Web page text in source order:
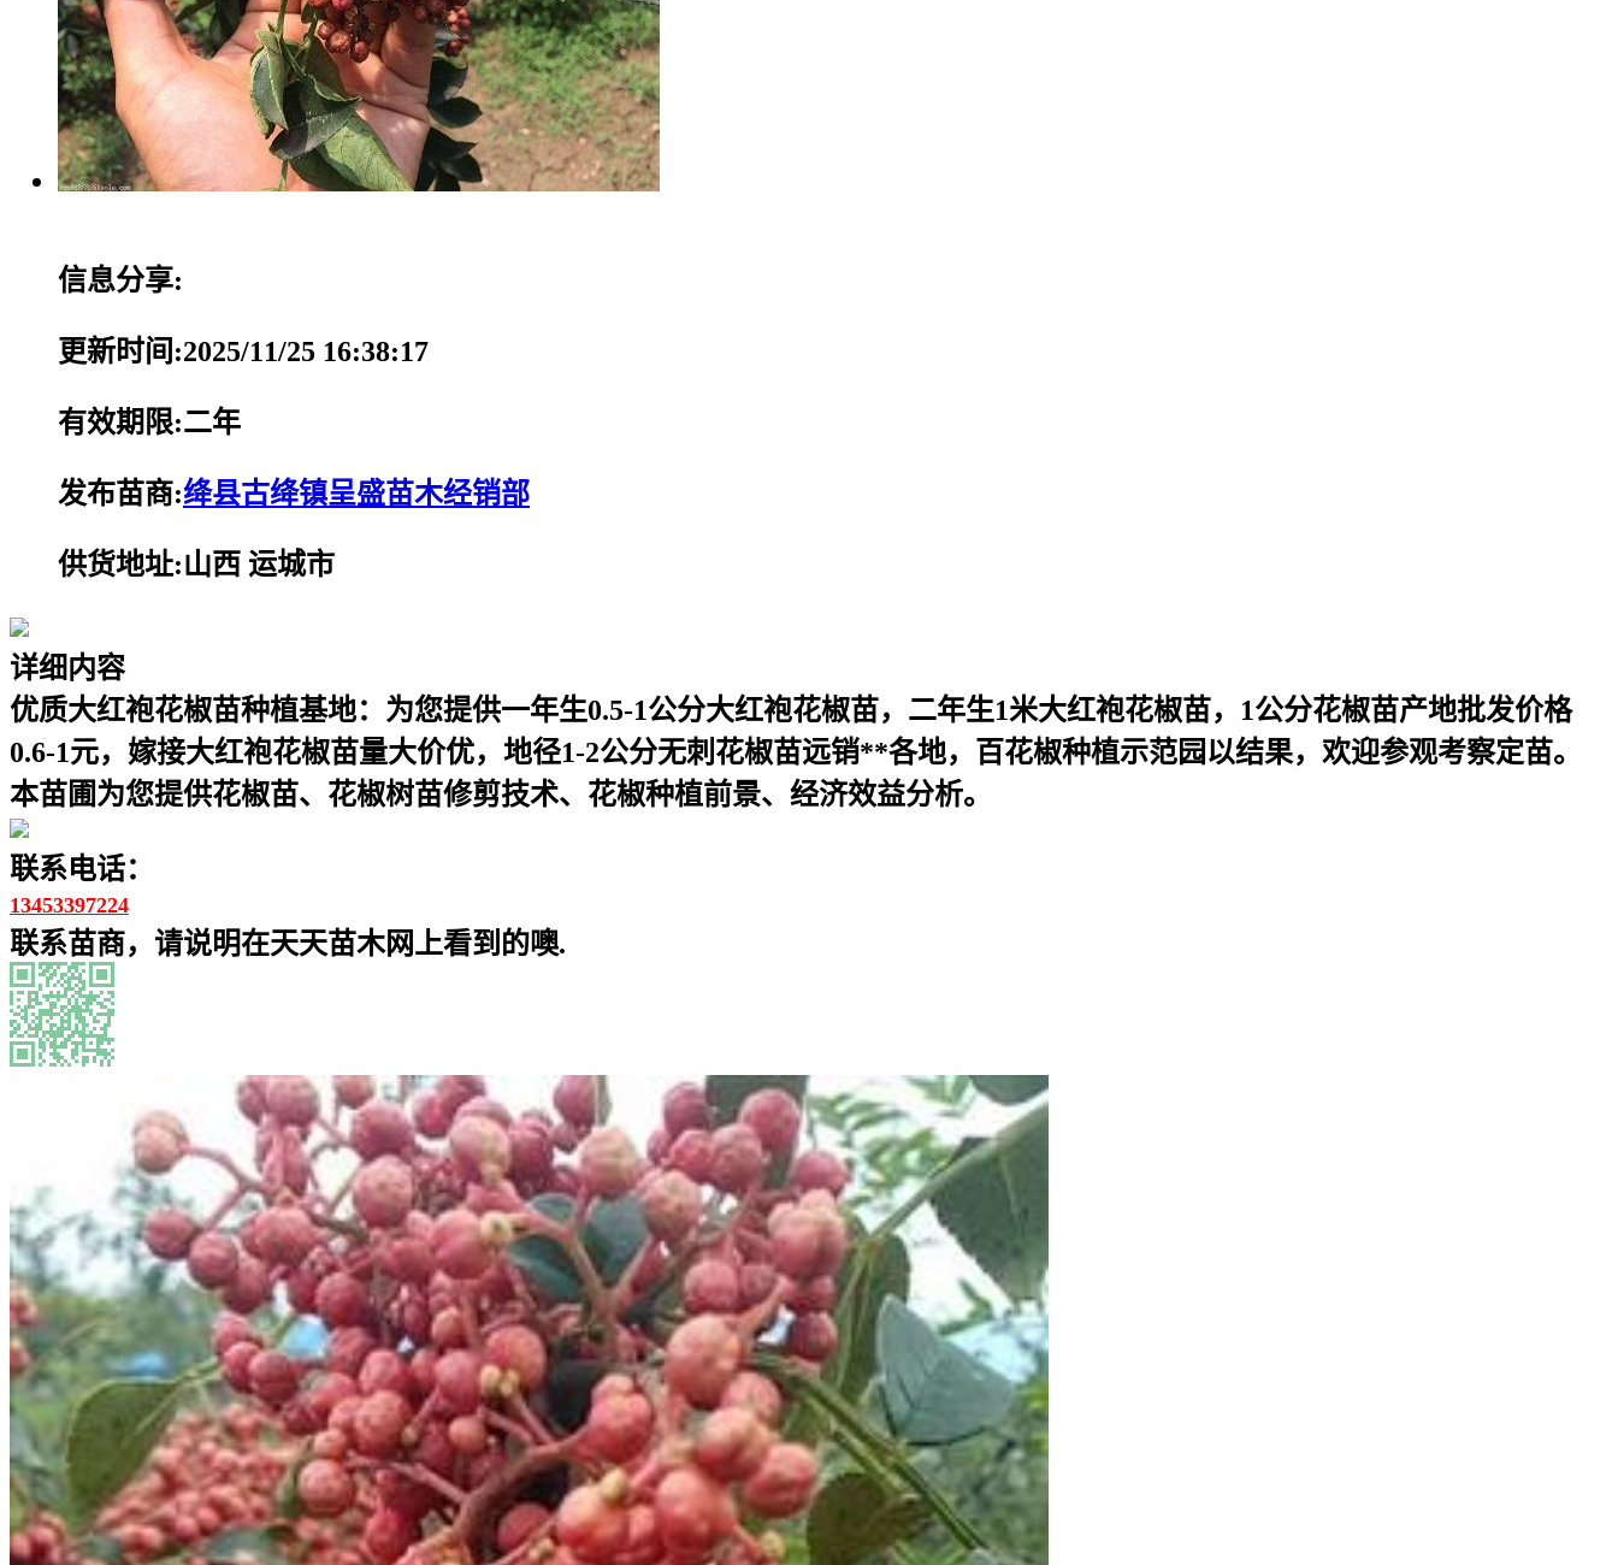
信息分享:
更新时间:2025/11/25 16:38:17
有效期限:二年
发布苗商:绛县古绛镇呈盛苗木经销部
供货地址:山西 运城市
详细内容
优质大红袍花椒苗种植基地：为您提供一年生0.5-1公分大红袍花椒苗，二年生1米大红袍花椒苗，1公分花椒苗产地批发价格
0.6-1元，嫁接大红袍花椒苗量大价优，地径1-2公分无刺花椒苗远销**各地，百花椒种植示范园以结果，欢迎参观考察定苗。
本苗圃为您提供花椒苗、花椒树苗修剪技术、花椒种植前景、经济效益分析。
联系电话：
13453397224
联系苗商，请说明在天天苗木网上看到的噢.